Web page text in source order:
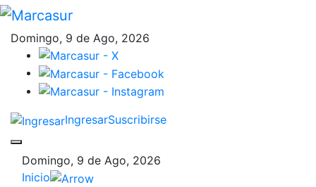
Domingo, 9 de Ago, 2026
IngresarSuscribirse
Domingo, 9 de Ago, 2026
Inicio